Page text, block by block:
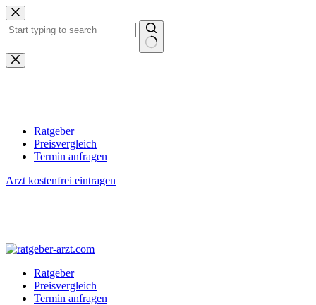
Zum
Inhalt
springen
Keine
Ergebnisse
Ratgeber
Preisvergleich
Termin anfragen
Arzt kostenfrei eintragen
Ratgeber
Preisvergleich
Termin anfragen